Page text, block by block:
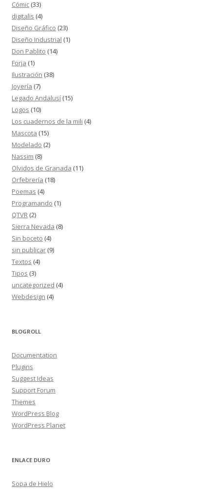
Cómic (33)
digitalis (4)
Diseño Gráfico (23)
Diseño Industrial (1)
Don Pablito (14)
Forja (1)
Ilustración (38)
Joyería (7)
Legado Andalusí (15)
Logos (10)
Los cuadernos de la mili (4)
Mascota (15)
Modelado (2)
Nassim (8)
Olvidos de Granada (11)
Orfebrería (18)
Poemas (4)
Programando (1)
QTVR (2)
Sierra Nevada (8)
Sin boceto (4)
sin publicar (9)
Textos (4)
Tipos (3)
uncategorized (4)
Webdesign (4)
BLOGROLL
Documentation
Plugins
Suggest Ideas
Support Forum
Themes
WordPress Blog
WordPress Planet
ENLACE DURO
Sopa de Hielo